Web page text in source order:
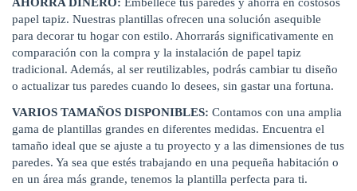
papel tapiz. Nuestras plantillas ofrecen una solución asequible
para decorar tu hogar con estilo. Ahorrarás significativamente en
comparación con la compra y la instalación de papel tapiz
tradicional. Además, al ser reutilizables, podrás cambiar tu diseño
o actualizar tus paredes cuando lo desees, sin gastar una fortuna.
VARIOS TAMAÑOS DISPONIBLES: Contamos con una amplia
gama de plantillas grandes en diferentes medidas. Encuentra el
tamaño ideal que se ajuste a tu proyecto y a las dimensiones de tus
paredes. Ya sea que estés trabajando en una pequeña habitación o
en un área más grande, tenemos la plantilla perfecta para ti.